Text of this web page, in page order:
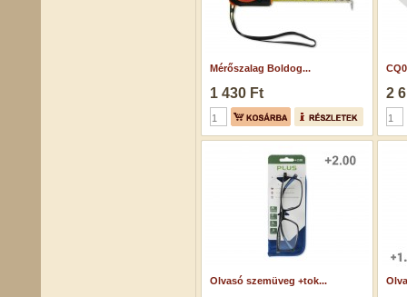
Mérőszalag Boldog...
1 430 Ft 2
Olvasó szemüveg +tok...